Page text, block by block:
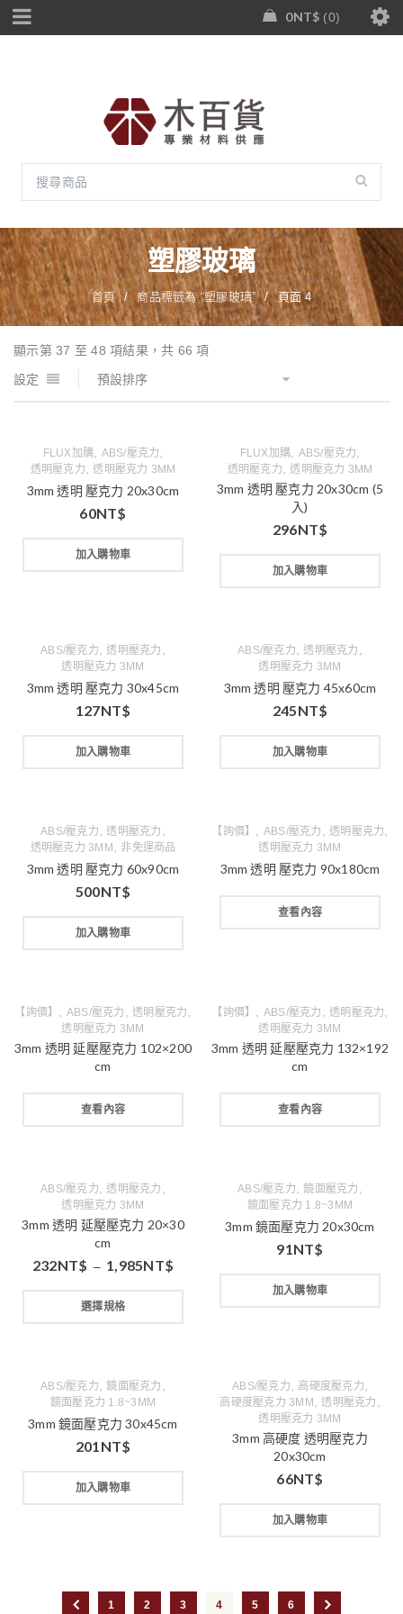
0NT$ 0
塑膠玻璃
首頁 / 商品標籤為 “塑膠玻璃” / 頁面 4
顯示第 37 至 48 項結果，共 66 項
設定
預設排序
FLUX加購 ABS/壓克力
透明壓克力 ,透明壓克力 3MM
3mm 透明 壓克力 20x30cm
60NT$
加入購物車
FLUX加購 ABS/壓克力
透明壓克力 ,透明壓克力 3MM
3mm 透明 壓克力 20x30cm (5
入)
296NT$
加入購物車
ABS/壓克力 ,透明壓克力
透明壓克力 3MM
3mm 透明 壓克力 30x45cm
127NT$
加入購物車
ABS/壓克力 ,透明壓克力
透明壓克力 3MM
3mm 透明 壓克力 45x60cm
245NT$
加入購物車
ABS/壓克力 ,透明壓克力
透明壓克力 3MM 非免運商品
3mm 透明 壓克力 60x90cm
500NT$
加入購物車
【詢價】 ABS/壓克力 ,透明壓克力
透明壓克力 3MM
3mm 透明 壓克力 90x180cm
查看內容
【詢價】 ABS/壓克力 ,透明壓克力
透明壓克力 3MM
3mm 透明 延壓壓克力 102×200
cm
查看內容
【詢價】 ABS/壓克力 ,透明壓克力
透明壓克力 3MM
3mm 透明 延壓壓克力 132×192
cm
查看內容
ABS/壓克力 ,透明壓克力
透明壓克力 3MM
3mm 透明 延壓壓克力 20×30
cm
232NT$ – 1,985NT$
選擇規格
ABS/壓克力 ,鏡面壓克力
鏡面壓克力 1.8~3MM
3mm 鏡面壓克力 20x30cm
91 NT$
加入購物車
ABS/壓克力 ,鏡面壓克力
鏡面壓克力 1.8~3MM
3mm 鏡面壓克力 30x45cm
201 NT$
加入購物車
ABS/壓克力 高硬度壓克力
高硬度壓克力 3MM ,透明壓克力
透明壓克力 3MM
3mm 高硬度 透明壓克力
20x30cm
66NT$
加入購物車
1 2 3 4 5 6